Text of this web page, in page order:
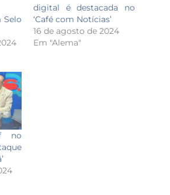
Selo
digital é destacada no
‘Café com Notícias’
16 de agosto de 2024
Em "Alema"
no